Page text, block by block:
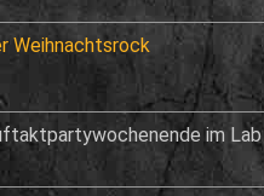
Weihnachtsrock
im Lab